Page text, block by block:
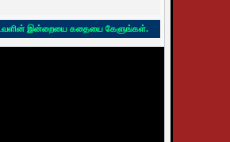
இன்றையை கதையை கேளுங்கள்.